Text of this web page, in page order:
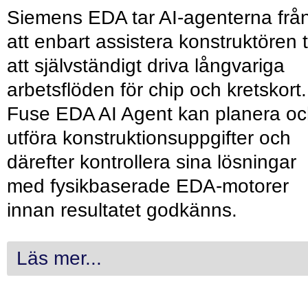
Siemens EDA tar AI-agenterna
att enbart assistera konstruktören
att självständigt driva långvariga
arbetsflöden för chip och kretskort.
Fuse EDA AI Agent kan planera
utföra konstruktionsuppgifter och
därefter kontrollera sina lösningar
med fysikbaserade EDA-motorer
innan resultatet godkänns.
Läs mer...